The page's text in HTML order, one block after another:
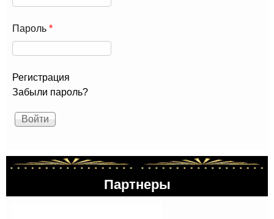
Пароль *
Регистрация
Забыли пароль?
Партнеры